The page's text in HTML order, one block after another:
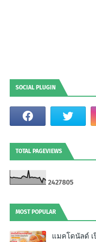
SOCIAL PLUGIN
TOTAL PAGEVIEWS
2427805
MOST POPULAR
แมคโดนัลด์